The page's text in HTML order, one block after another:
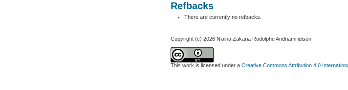
Refbacks
There are currently no refbacks.
Copyright (c) 2026 Niaina Zakaria Rodolphe Andriamifidison
This work is licensed under aCreative Commons Attribution 4.0